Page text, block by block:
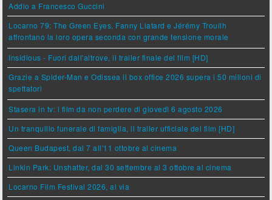
Addio a Francesco Guccini
Locarno 79: The Green Eyes, Fanny Liatard e Jérémy Trouilh
affrontano la loro opera seconda con grande tensione morale
Insidious - Fuori dall'altrove, il trailer finale del film [HD]
Grazie a Spider-Man e Odissea il box office 2026 supera i 50 milioni di
spettatori
Stasera in tv: i film da non perdere di giovedì 6 agosto 2026
Un tranquillo funerale di famiglia, il trailer ufficiale del film [HD]
Queen Budapest, dal 7 all'11 ottobre al cinema
Linkin Park: Unshatter, dal 30 settembre al 3 ottobre al cinema
Locarno Film Festival 2026, al via